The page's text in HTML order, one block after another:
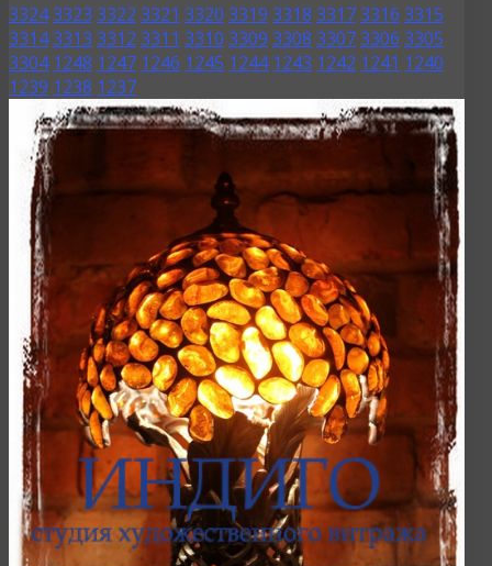
33243323 3322 3321 3320 3319 3318 33173316 3315
33143313 3312 3311 3310 3309 3308 33073306 3305
3304 1248 1247 1246 1245 1244 1243 1242 1241 1240
1239 1238 1237